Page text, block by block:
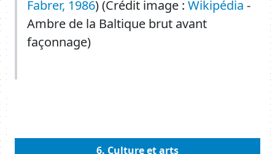
Fabrer, 1986) (Crédit image : Wikipédia -
Ambre de la Baltique brut avant
façonnage)
6. Culture et arts